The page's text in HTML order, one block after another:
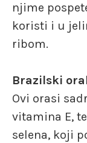
njime
koristi i u
ribom.
Brazilski
Ovi orasi
vitamina E,
selena, koji